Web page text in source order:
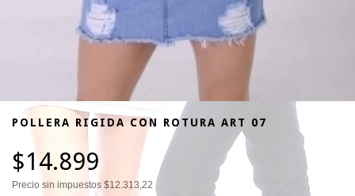
POLLERA RIGIDA CON ROTURA ART 07
$14.899
Precio sin impuestos $12.313,22